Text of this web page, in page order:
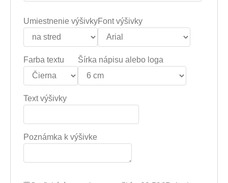
Umiestnenie výšivkyFont výšivky
Farba textu Šírka nápisu alebo loga
Text výšivky
Poznámka k výšivke